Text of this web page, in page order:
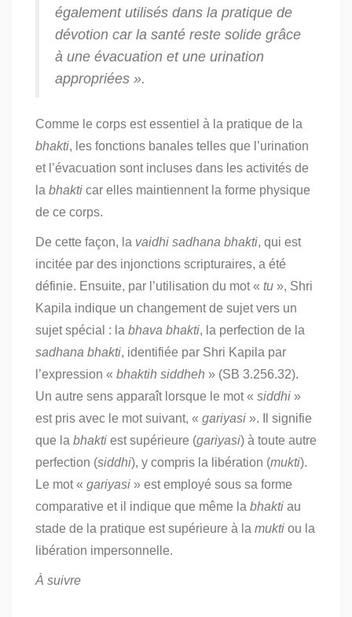
également utilisés dans la pratique de
dévotion car la santé reste solide grâce
à une évacuation et une urination
appropriées ».
Comme le corps est essentiel à la pratique de la
bhakti, les fonctions banales telles que l’urination
et l’évacuation sont incluses dans les activités de
la bhakti car elles maintiennent la forme physique
de ce corps.
De cette façon, la vaidhi sadhana bhakti, qui est
incitée par des injonctions scripturaires, a été
définie. Ensuite, par l’utilisation du mot « tu », Shri
Kapila indique un changement de sujet vers un
sujet spécial : la bhava bhakti, la perfection de la
sadhana bhakti, identifiée par Shri Kapila par
l’expression « bhaktih siddheh » (SB 3.256.32).
Un autre sens apparaît lorsque le mot « siddhi »
est pris avec le mot suivant, « gariyasi ». Il signifie
que la bhakti est supérieure (gariyasi) à toute autre
perfection (siddhi), y compris la libération (mukti).
Le mot « gariyasi » est employé sous sa forme
comparative et il indique que même la bhakti au
stade de la pratique est supérieure à la mukti ou la
libération impersonnelle.
À suivre